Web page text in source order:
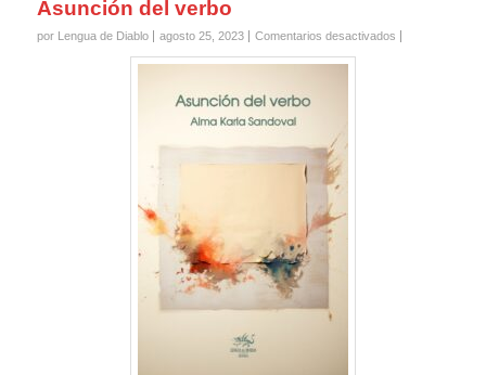
Asunción del verbo
por Lengua de Diablo agosto 25, 2023 Comentarios desactivados en